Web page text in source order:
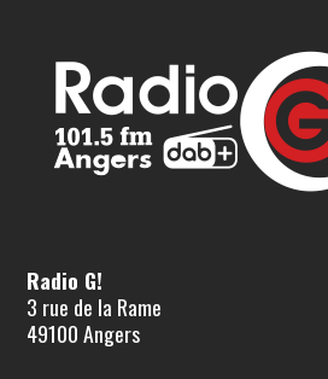
Radio G!
3 rue de la Rame
49100 Angers